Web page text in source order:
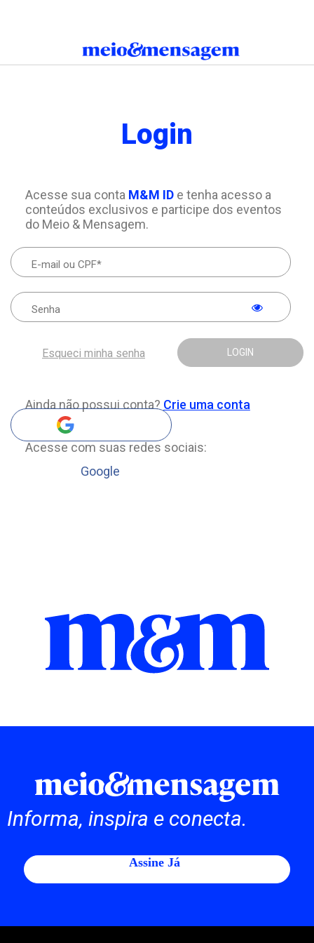
Login
Acesse sua conta M&M IDe tenha acesso a
conteúdos exclusivos e participe dos eventos
do Meio & Mensagem.
LOGIN
Esqueci minha senha
Ainda não possui conta? Crie uma conta
Acesse com suas redes sociais:
Google
Informa, inspira e conecta.
Assine Já